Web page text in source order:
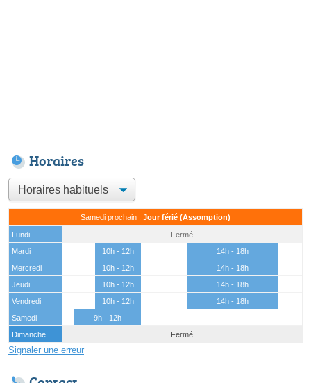
Horaires
Samedi prochain : Jour férié (Assomption)
Lundi
Fermé
Mardi
10h - 12h
14h - 18h
Mercredi
10h - 12h
14h - 18h
Jeudi
10h - 12h
14h - 18h
Vendredi
10h - 12h
14h - 18h
Samedi
9h - 12h
Dimanche
Fermé
Signaler une erreur